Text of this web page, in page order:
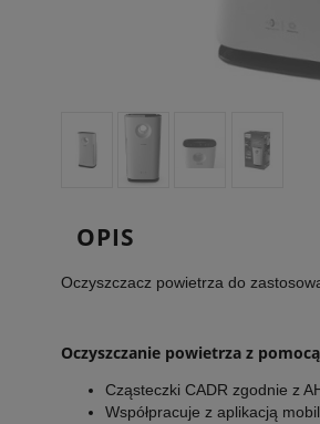
OPIS
Oczyszczacz powietrza do
Oczyszczanie powietrza z
Cząsteczki CADR zgodnie z
Współpracuje z aplikacją